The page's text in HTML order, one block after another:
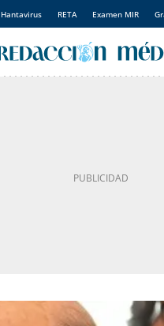
Hantavirus RETA Examen MIR